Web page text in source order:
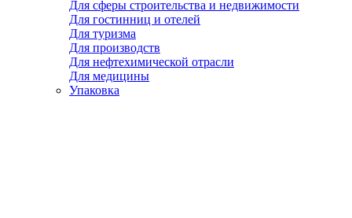
Для сферы строительства и недвижимости
Для гостинниц и отелей
Для туризма
Для производств
Для нефтехимической отрасли
Для медицины
Упаковка